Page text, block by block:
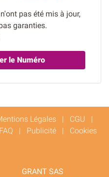
pas été mis à jour,
garanties.
le Numéro
Légales | CGU |
FAQ | Publicité | Cookies
GRANT SAS